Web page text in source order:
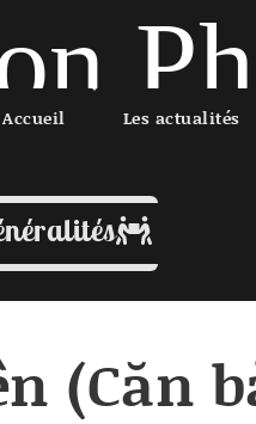
Accueil Les actualités
(Căn